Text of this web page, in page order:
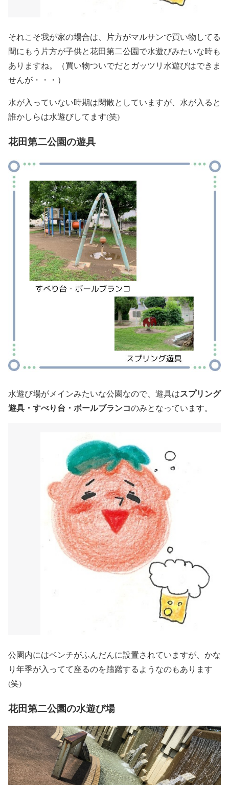
それこそ我が家の場合は、片方がマルサンで買い物してる
間にもう片方が子供と花田第二公園で水遊びみたいな時も
ありますね。（買い物ついでだとガッツリ水遊びはできま
せんが・・・）
水が入っていない時期は閑散としていますが、水が入ると
誰かしらは水遊びしてます(笑)
花田第二公園の遊具
水遊び場がメインみたいな公園なので、遊具はスプリング
遊具・すべり台・ボールブランコのみとなっています。
公園内にはベンチがふんだんに設置されていますが、かな
り年季が入ってて座るのを躊躇するようなのもあります
(笑)
花田第二公園の水遊び場